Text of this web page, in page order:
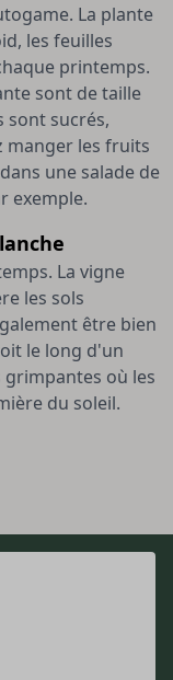
La plante
les feuilles
printemps.
sont de taille
sont sucrés,
manger les fruits
une salade de
exemple.
La vigne
les sols
être bien
le long d'un
où les
du soleil.